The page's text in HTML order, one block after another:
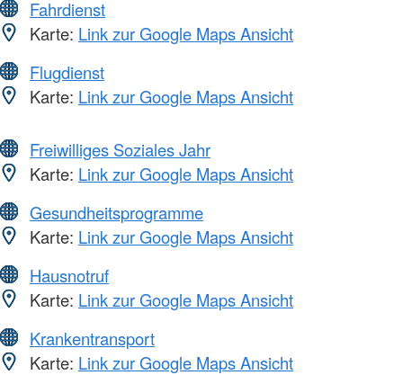
Fahrdienst
Karte: Link zur Google Maps Ansicht
Flugdienst
Karte: Link zur Google Maps Ansicht
Freiwilliges Soziales Jahr
Karte: Link zur Google Maps Ansicht
Gesundheitsprogramme
Karte: Link zur Google Maps Ansicht
Hausnotruf
Karte: Link zur Google Maps Ansicht
Krankentransport
Karte: Link zur Google Maps Ansicht